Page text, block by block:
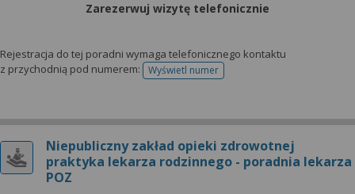
Zarezerwuj wizytę telefonicznie
Rejestracja do tej poradni wymaga telefonicznego kontaktu
z przychodnią pod numerem:
Wyświetl numertelefonu do rejestracji
Niepubliczny zakład opieki zdrowotnej
praktyka lekarza rodzinnego - poradnia lekarza
POZ